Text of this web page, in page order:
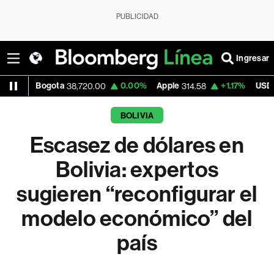
PUBLICIDAD
Ingresar
38,720.00 0.00% Apple 314.58 +1.17% USD COP
BOLIVIA
Escasez de dólares en
Bolivia: expertos
sugieren “reconfigurar el
modelo económico” del
país